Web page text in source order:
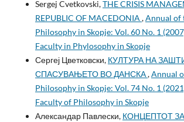
Sergej Cvetkovski,THE CRISIS
REPUBLIC OF MACEDONIA ,Annual of
Philosophy in Skopje: Vol. 60 No. 1
Faculty in Phylosophy in Skopje
Сергеј Цветковски, КУЛТУРА НА
СПАСУВАЊЕТО ВО ДАНСКА,Annual
Philosophy in Skopje: Vol. 74 No. 1
Faculty of Philosophy in Skopje
Александар Павлески, КОНЦЕПТОТ